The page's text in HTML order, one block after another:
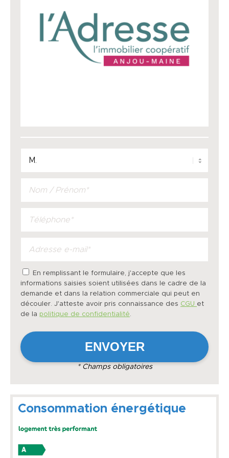
En remplissant le formulaire, j'accepte que les
informations saisies soient utilisées dans le cadre de la
demande et dans la relation commerciale qui peut en
découler. J'atteste avoir pris connaissance des CGU et
de la politique de confidentialité.
* Champs obligatoires
Consommation énergétique